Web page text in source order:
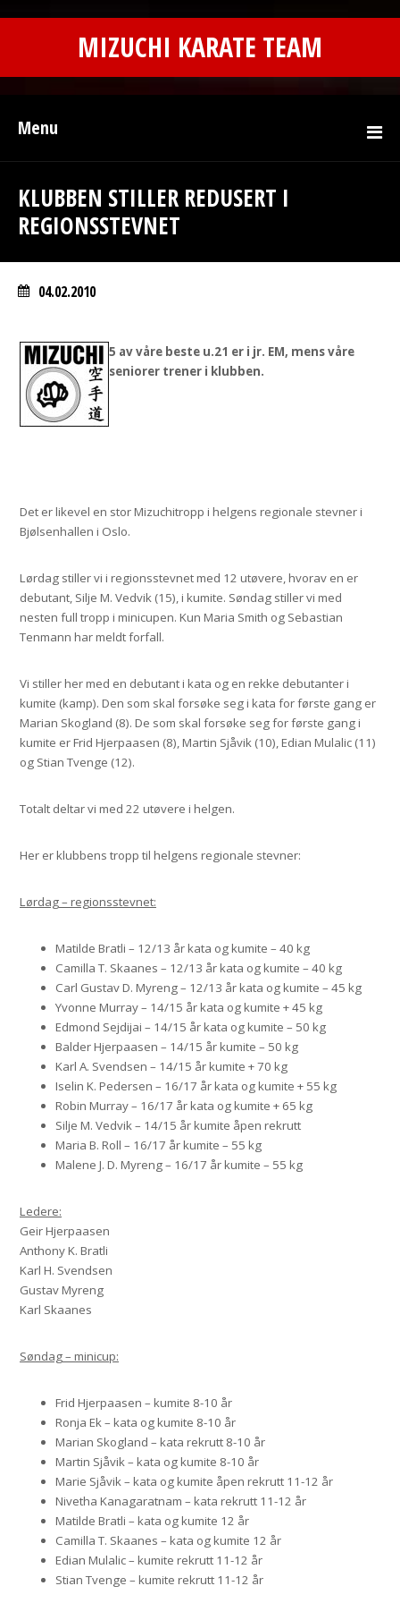
MIZUCHI KARATE TEAM
Menu
KLUBBEN STILLER REDUSERT I
REGIONSSTEVNET
04.02.2010
5 av våre beste u.21 er i jr. EM, mens våre
seniorer trener i klubben.
Det er likevel en stor Mizuchitropp i helgens regionale stevner i
Bjølsenhallen i Oslo.
Lørdag stiller vi i regionsstevnet med 12 utøvere, hvorav en er
debutant, Silje M. Vedvik (15), i kumite. Søndag stiller vi med
nesten full tropp i minicupen. Kun Maria Smith og Sebastian
Tenmann har meldt forfall.
Vi stiller her med en debutant i kata og en rekke debutanter i
kumite (kamp). Den som skal forsøke seg i kata for første gang er
Marian Skogland (8). De som skal forsøke seg for første gang i
kumite er Frid Hjerpaasen (8), Martin Sjåvik (10), Edian Mulalic (11)
og Stian Tvenge (12).
Totalt deltar vi med 22 utøvere i helgen.
Her er klubbens tropp til helgens regionale stevner:
Lørdag – regionsstevnet:
Matilde Bratli – 12/13 år kata og kumite – 40 kg
Camilla T. Skaanes – 12/13 år kata og kumite – 40 kg
Carl Gustav D. Myreng – 12/13 år kata og kumite – 45 kg
Yvonne Murray – 14/15 år kata og kumite + 45 kg
Edmond Sejdijai – 14/15 år kata og kumite – 50 kg
Balder Hjerpaasen – 14/15 år kumite – 50 kg
Karl A. Svendsen – 14/15 år kumite + 70 kg
Iselin K. Pedersen – 16/17 år kata og kumite + 55 kg
Robin Murray – 16/17 år kata og kumite + 65 kg
Silje M. Vedvik – 14/15 år kumite åpen rekrutt
Maria B. Roll – 16/17 år kumite – 55 kg
Malene J. D. Myreng – 16/17 år kumite – 55 kg
Ledere:
Geir Hjerpaasen
Anthony K. Bratli
Karl H. Svendsen
Gustav Myreng
Karl Skaanes
Søndag – minicup:
Frid Hjerpaasen – kumite 8-10 år
Ronja Ek – kata og kumite 8-10 år
Marian Skogland – kata rekrutt 8-10 år
Martin Sjåvik – kata og kumite 8-10 år
Marie Sjåvik – kata og kumite åpen rekrutt 11-12 år
Nivetha Kanagaratnam – kata rekrutt 11-12 år
Matilde Bratli – kata og kumite 12 år
Camilla T. Skaanes – kata og kumite 12 år
Edian Mulalic – kumite rekrutt 11-12 år
Stian Tvenge – kumite rekrutt 11-12 år